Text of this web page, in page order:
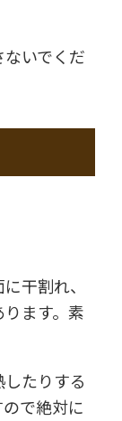
いでくだ
干割れ、
ます。素
たりする
で絶対に